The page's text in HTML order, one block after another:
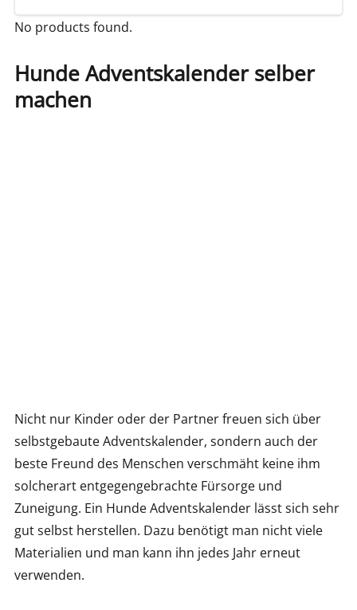
No products found.
Hunde Adventskalender selber
machen
Nicht nur Kinder oder der Partner freuen sich über
selbstgebaute Adventskalender, sondern auch der
beste Freund des Menschen verschmäht keine ihm
solcherart entgegengebrachte Fürsorge und
Zuneigung. Ein Hunde Adventskalender lässt sich sehr
gut selbst herstellen. Dazu benötigt man nicht viele
Materialien und man kann ihn jedes Jahr erneut
verwenden.